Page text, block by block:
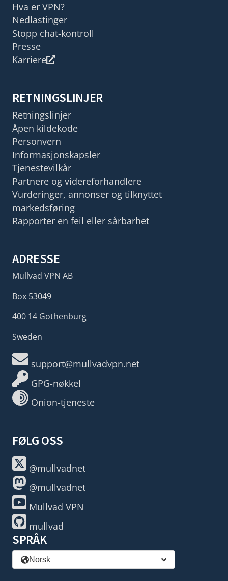
Hva er VPN?
Nedlastinger
Stopp chat-kontroll
Presse
Karriere
RETNINGSLINJER
Retningslinjer
Åpen kildekode
Personvern
Informasjonskapsler
Tjenestevilkår
Partnere og videreforhandlere
Vurderinger, annonser og tilknyttet
markedsføring
Rapporter en feil eller sårbarhet
ADRESSE
Mullvad VPN AB
Box 53049
400 14 Gothenburg
Sweden
support@mullvadvpn.net
GPG-nøkkel
Onion-tjeneste
FØLG OSS
@mullvadnet
@mullvadnet
Mullvad VPN
mullvad
SPRÅK
Norsk